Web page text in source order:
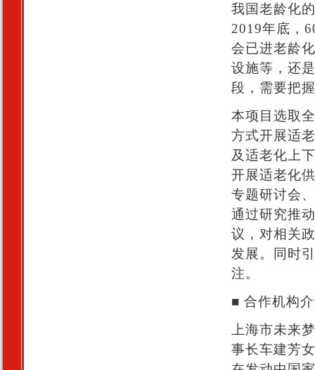
我国老龄化
2019年底，
会已进老龄
设施等，还
段，需要把
本项目选取
方式开展适
及适老化上
开展适老化
专题研讨会
通过研究推
议，对相关
发展。同时
注。
■ 合作机构
上海市未来
事长车建芳